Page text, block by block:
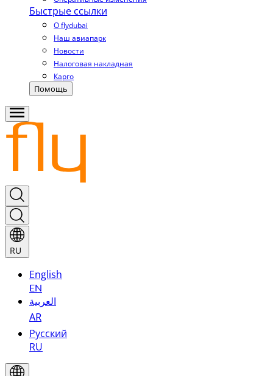
Быстрые ссылки
О flydubai
Наш авиапарк
Новости
Налоговая накладная
Карго
Помощь
RU
English
EN
العربية
AR
Русский
RU